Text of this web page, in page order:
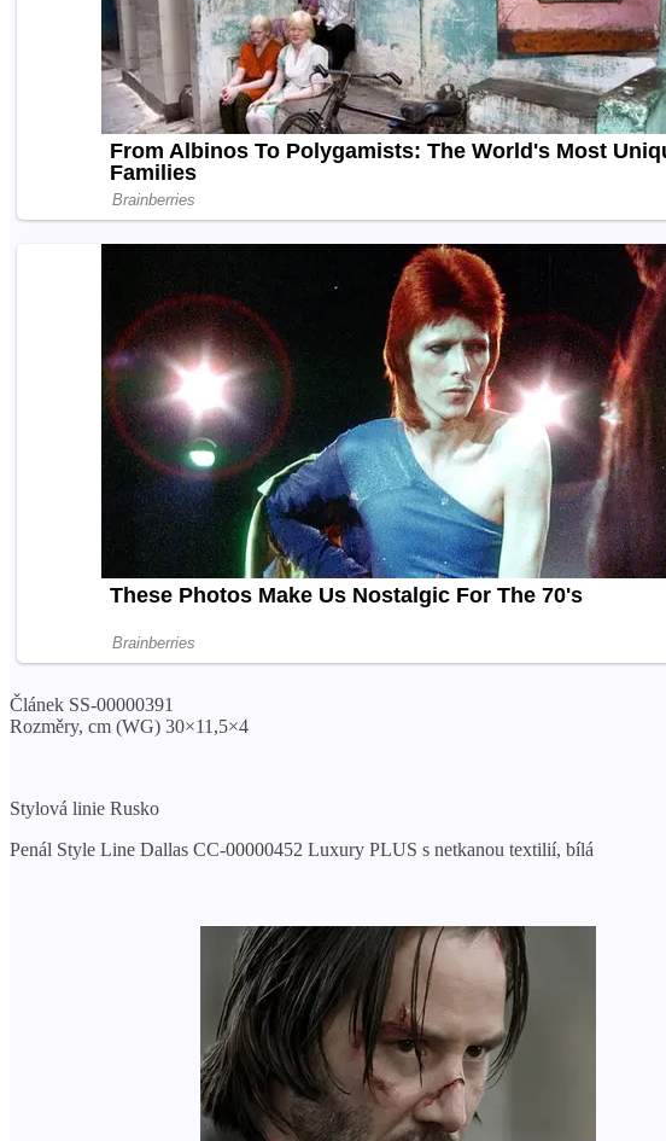
Článek SS-00000391
Rozměry, cm (WG) 30×11,5×4
Stylová linie Rusko
Penál Style Line Dallas СС-00000452 Luxury PLUS s netkanou textilií, bílá